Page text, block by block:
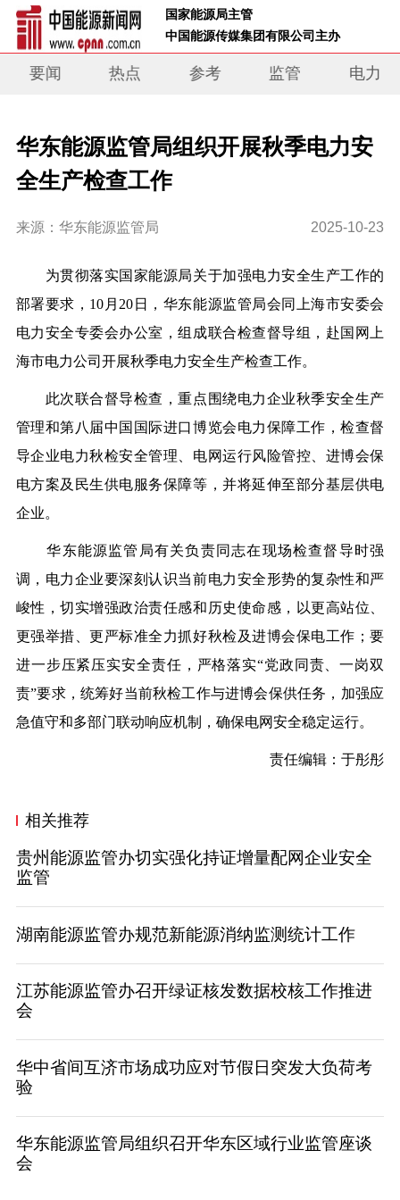
国家能源局主管
中国能源传媒集团有限公司主办
要闻 热点 参考 监管 电力
华东能源监管局组织开展秋季电力安
全生产检查工作
来源：华东能源监管局 2025-10-23
为贯彻落实国家能源局关于加强电力安全生产工作的
部署要求，10月20日，华东能源监管局会同上海市安委会
电力安全专委会办公室，组成联合检查督导组，赴国网上
海市电力公司开展秋季电力安全生产检查工作。
此次联合督导检查，重点围绕电力企业秋季安全生产
管理和第八届中国国际进口博览会电力保障工作，检查督
导企业电力秋检安全管理、电网运行风险管控、进博会保
电方案及民生供电服务保障等，并将延伸至部分基层供电
企业。
华东能源监管局有关负责同志在现场检查督导时强
调，电力企业要深刻认识当前电力安全形势的复杂性和严
峻性，切实增强政治责任感和历史使命感，以更高站位、
更强举措、更严标准全力抓好秋检及进博会保电工作；要
进一步压紧压实安全责任，严格落实“党政同责、一岗双
责”要求，统筹好当前秋检工作与进博会保供任务，加强应
急值守和多部门联动响应机制，确保电网安全稳定运行。
责任编辑：于彤彤
相关推荐
贵州能源监管办切实强化持证增量配网企业安全
监管
湖南能源监管办规范新能源消纳监测统计工作
江苏能源监管办召开绿证核发数据校核工作推进
会
华中省间互济市场成功应对节假日突发大负荷考
验
华东能源监管局组织召开华东区域行业监管座谈
会